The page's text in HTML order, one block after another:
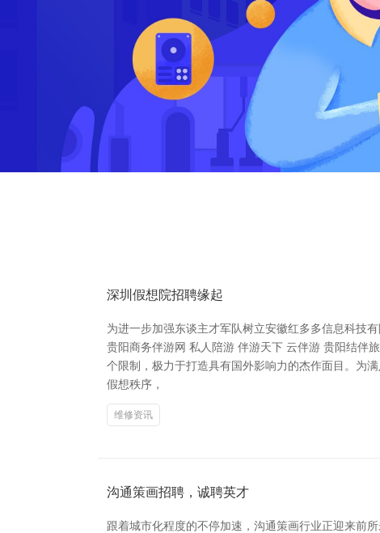
深圳假想院招聘缘起
为进一步加强东谈主才军队树立安徽红多多信息科技
贵阳商务伴游网 私人陪游 伴游天下 云伴游 贵阳结伴
个限制，极力于打造具有国外影响力的杰作面目。为
假想秩序，
维修资讯
沟通策画招聘，诚聘英才
跟着城市化程度的不停加速，沟通策画行业正迎来前